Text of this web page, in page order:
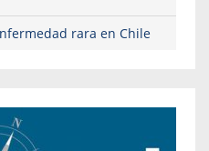
rara en Chile